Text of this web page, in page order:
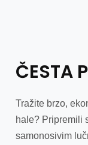
ČESTA
Tražite brzo,
hale? Pripremili
samonosivim